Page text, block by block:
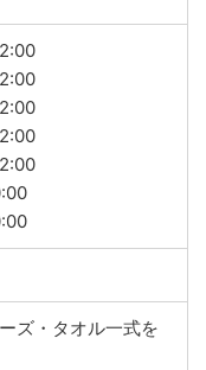
ズ・タオル一式を